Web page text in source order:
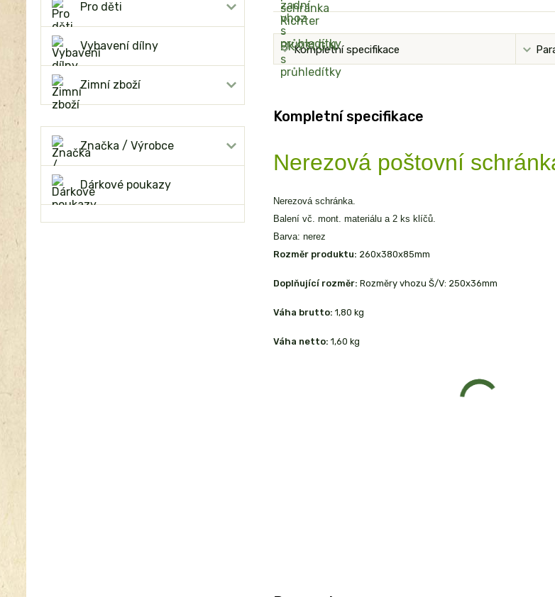
Pro děti
Vybavení dílny
Zimní zboží
Značka / Výrobce
Dárkové poukazy
Kompletní specifikace
Kompletní specifikace
Nerezová poštovní
Nerezová schránka.
Balení vč. mont. materiálu a 2 ks klíčů.
Barva: nerez
Rozměr produktu: 260x380x85mm
Doplňující rozměr: Rozměry vhozu Š/V: 250x36mm
Váha brutto: 1,80 kg
Váha netto: 1,60 kg